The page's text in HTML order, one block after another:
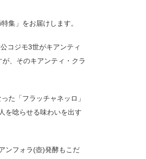
集」をお届けします。
コジモ3世がキアンティ
、そのキアンティ・クラ
た「フラッチャネッロ」
を唸らせる味わいを出す
ンフォラ(壺)発酵もこだ